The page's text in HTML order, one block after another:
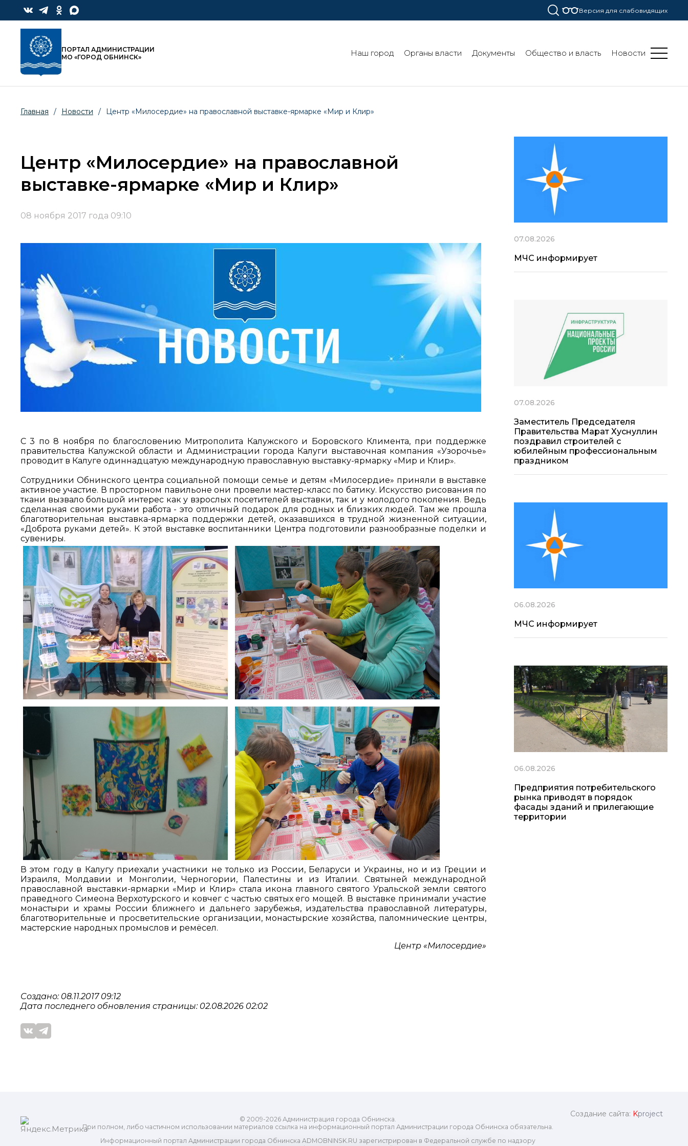
Версия для слабовидящих
ПОРТАЛ АДМИНИСТРАЦИИ
МО «ГОРОД ОБНИНСК»
Наш город Органы власти Документы Общество и власть Новости
Главная / Новости / Центр «Милосердие» на православной выставке-ярмарке «Мир и Клир»
Центр «Милосердие» на православной
выставке-ярмарке «Мир и Клир»
08 ноября 2017 года 09:10
С 3 по 8 ноября по благословению Митрополита Калужского и Боровского Климента, при поддержке
правительства Калужской области и Администрации города Калуги выставочная компания «Узорочье»
проводит в Калуге одиннадцатую международную православную выставку-ярмарку «Мир и Клир».
Сотрудники Обнинского центра социальной помощи семье и детям «Милосердие» приняли в выставке
активное участие. В просторном павильоне они провели мастер-класс по батику. Искусство рисования по
ткани вызвало большой интерес как у взрослых посетителей выставки, так и у молодого поколения. Ведь
сделанная своими руками работа - это отличный подарок для родных и близких людей. Там же прошла
благотворительная выставка-ярмарка поддержки детей, оказавшихся в трудной жизненной ситуации,
«Доброта руками детей». К этой выставке воспитанники Центра подготовили разнообразные поделки и
сувениры.
В этом году в Калугу приехали участники не только из России, Беларуси и Украины, но и из Греции и
Израиля, Молдавии и Монголии, Черногории, Палестины и из Италии. Святыней международной
православной выставки-ярмарки «Мир и Клир» стала икона главного святого Уральской земли святого
праведного Симеона Верхотурского и ковчег с частью святых его мощей. В выставке принимали участие
монастыри и храмы России ближнего и дальнего зарубежья, издательства православной литературы,
благотворительные и просветительские организации, монастырские хозяйства, паломнические центры,
мастерские народных промыслов и ремёсел.
Центр «Милосердие»
Создано: 08.11.2017 09:12
Дата последнего обновления страницы: 02.08.2026 02:02
07.08.2026
МЧС информирует
07.08.2026
Заместитель Председателя
Правительства Марат Хуснуллин
поздравил строителей с
юбилейным профессиональным
праздником
06.08.2026
МЧС информирует
06.08.2026
Предприятия потребительского
рынка приводят в порядок
фасады зданий и прилегающие
территории
© 2009-2026 Администрация города Обнинска.
При полном, либо частичном использовании материалов ссылка на информационный портал Администрации города Обнинска обязательна.
Информационный портал Администрации города Обнинска ADMOBNINSK.RU зарегистрирован в Федеральной службе по надзору
Создание сайта: Kproject